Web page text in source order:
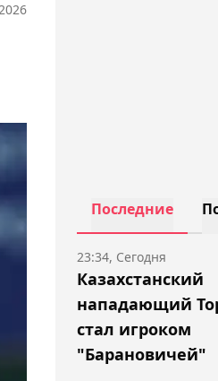
Последние
Казахстанский
нападающий
стал игроком
"Барановичей"
23:34, Сегодня